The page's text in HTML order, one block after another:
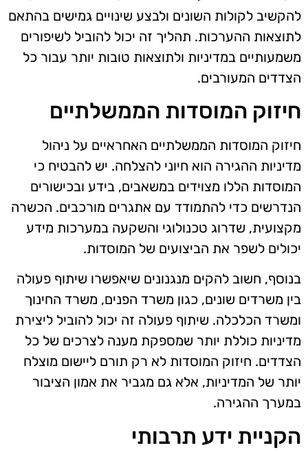
להקשיב לקולות השונים ולבצע שינויים גמישים בהתאם
לתוצאות ההערכות. תהליך זה יכול להוביל לשיפורים
משמעותיים במדיניות ולתוצאות טובות יותר עבור כל
הצדדים המעורבים.
חיזוק המוסדות הממשלתיים
חיזוק המוסדות הממשלתיים האחראיים על ניהול
מדיניות ההגירה הוא חיוני להצלחה. יש להבטיח כי
המוסדות הללו מצוידים במשאבים, בידע ובכישורים
הנדרשים כדי להתמודד עם אתגרים מורכבים. הכשרה
מקצועית, שדרוג טכנולוגי והשקעה במערכות מידע
יכולים לשפר את הביצועים של המוסדות.
בנוסף, חשוב להקים מנגנונים שיאפשרו שיתוף פעולה
בין משרדים שונים, כגון משרד הפנים, משרד החינוך
ומשרד הכלכלה. שיתוף פעולה זה יכול להוביל ליצירת
מדיניות כוללת יותר שמספקת מענה לצרכים של כל
הצדדים. חיזוק המוסדות לא רק תורם ליישום מוצלח
יותר של המדיניות, אלא גם מגביר את אמון הציבור
במערך ההגירה.
הקניית ידע תרבותי